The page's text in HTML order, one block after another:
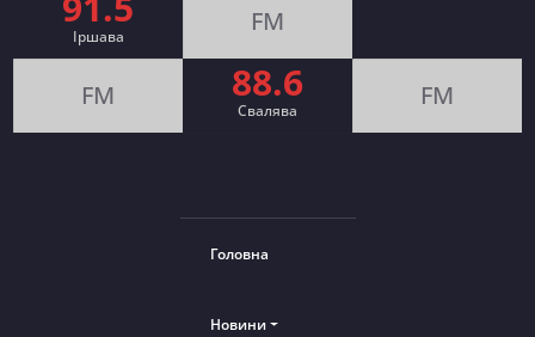
Іршава FM
FM 88.6
Cвалява FM
Головна
Новини